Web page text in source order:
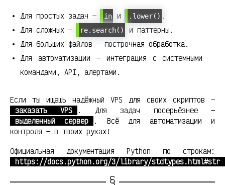
Для простых задач — in и .lower() .
Для сложных —
re.search()
и паттерны.
Для больших файлов — построчная обработка.
Для автоматизации — интеграция с системными
командами, API, алертами.
Если ты ищешь надёжный VPS для своих скриптов —
заказать VPS
. Для задач посерьёзнее —
выделенный сервер
. Всё для автоматизации и
контроля — в твоих руках!
Официальная документация Python по строкам:
https://docs.python.org/3/library/stdtypes.html#str